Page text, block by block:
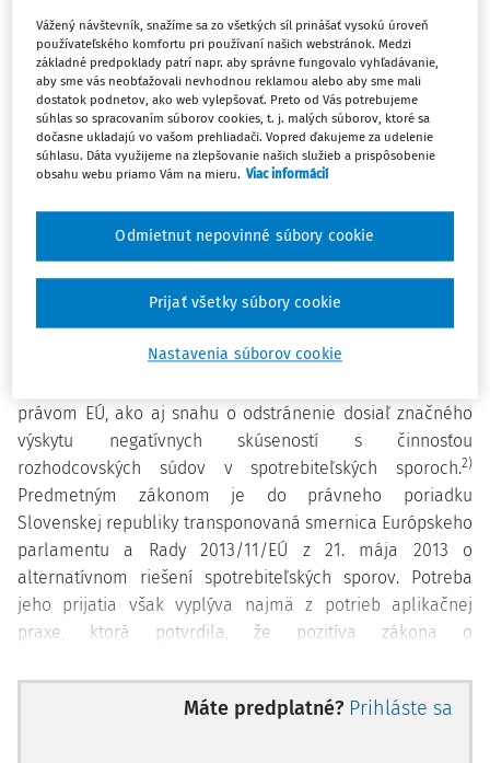
v Slovenskej republike. Príspevok má za cieľ stručne
poukázať na dosiaľ existujúce problémy rozhodcovského
konania, ktorého účastníkom bol spotrebiteľ, no najmä
čitateľovi zrozumiteľne predostrieť novú právnu úpravu
spotrebiteľskej arbitráže, tak jej výhody v porovnaní s
doterajším stavom, ako aj jej možné nedostatky.
1. Dôvody a ciele novej právnej
Medzi základné dôvody prijatia zákona o
spotrebiteľskom rozhodcovskom konaní možno zaradiť
právom EÚ, ako aj snahu o odstránenie dosiaľ značného
výskytu negatívnych skúseností s činnosťou
rozhodcovských súdov v spotrebiteľských sporoch.2)
Predmetným zákonom je do právneho poriadku
Slovenskej republiky transponovaná smernica Európskeho
parlamentu a Rady 2013/11/EÚ z 21. mája 2013 o
alternatívnom riešení spotrebiteľských sporov. Potreba
jeho prijatia však vyplýva najmä z potrieb aplikačnej
praxe, ktorá potvrdila, že pozitíva zákona o
právnej úpravy zatlačené do úzadia rozhodcovskými
súdmi, ktoré nespĺňali požiadavky nestrannosti a
Máte predplatné? Prihláste sa
Vážený návštevník, snažíme sa zo všetkých síl prinášať vysokú úroveň
používateľského komfortu pri používaní našich webstránok. Medzi
základné predpoklady patrí napr. aby správne fungovalo vyhľadávanie,
aby sme vás neobťažovali nevhodnou reklamou alebo aby sme mali
dostatok podnetov, ako web vylepšovať. Preto od Vás potrebujeme
súhlas so spracovaním súborov cookies, t. j. malých súborov, ktoré sa
dočasne ukladajú vo vašom prehliadači. Vopred ďakujeme za udelenie
súhlasu. Dáta využijeme na zlepšovanie našich služieb a prispôsobenie
obsahu webu priamo Vám na mieru. Viac informácií
Nastavenia súborov cookie
Odmietnut nepovinné súbory cookie
Prijať všetky súbory cookie